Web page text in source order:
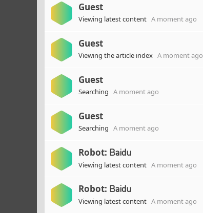
Guest
Viewing latest content A moment ago
Guest
Viewing the article index A moment ago
Guest
Searching A moment ago
Guest
Searching A moment ago
Robot: Baidu
Viewing latest content A moment ago
Robot: Baidu
Viewing latest content A moment ago